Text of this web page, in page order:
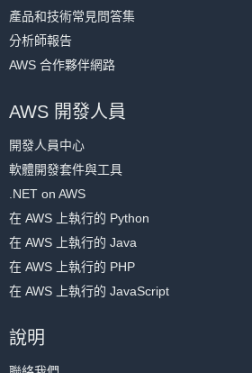
產品和技術常見問答集
分析師報告
AWS 合作夥伴網路
AWS 開發人員
開發人員中心
軟體開發套件與工具
.NET on AWS
在 AWS 上執行的 Python
在 AWS 上執行的 Java
在 AWS 上執行的 PHP
在 AWS 上執行的 JavaScript
說明